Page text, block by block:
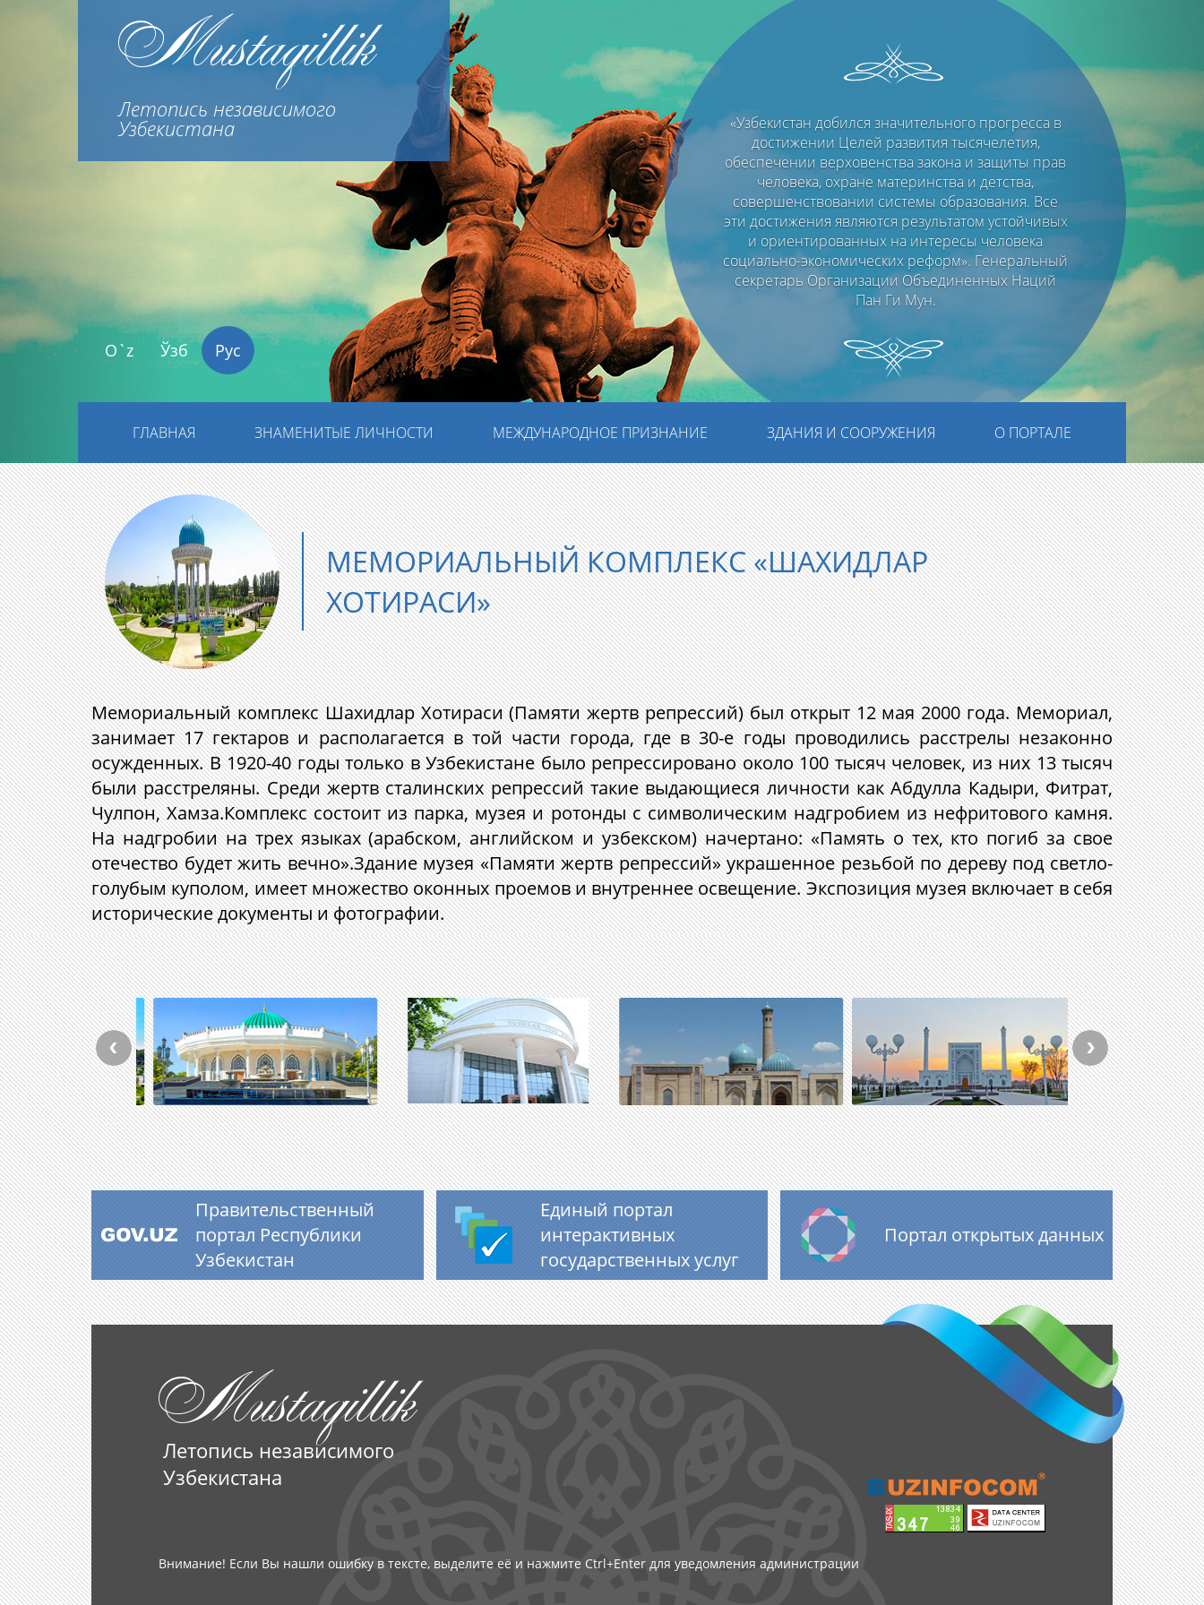
Mustaqillik
Летопись независимого
Узбекистана
«Узбекистан добился значительного прогресса в
достижении Целей развития тысячелетия,
обеспечении верховенства закона и защиты прав
человека, охране материнства и детства,
совершенствовании системы образования. Все
эти достижения являются результатом устойчивых
и ориентированных на интересы человека
социально-экономических реформ». Генеральный
секретарь Организации Объединенных Наций
Пан Ги Мун.
O`z Ўзб Рус
ГЛАВНАЯ ЗНАМЕНИТЫЕ ЛИЧНОСТИ МЕЖДУНАРОДНОЕ ПРИЗНАНИЕ ЗДАНИЯ И СООРУЖЕНИЯ О ПОРТАЛЕ
МЕМОРИАЛЬНЫЙ КОМПЛЕКС «ШАХИДЛАР
ХОТИРАСИ»
Мемориальный комплекс Шахидлар Хотираси (Памяти жертв репрессий) был открыт 12 мая 2000 года.Мемориал,
занимает 17 гектаров и располагается в той части города, где в 30-е годы проводились расстрелы незаконно
осужденных. В 1920-40 годы только в Узбекистане было репрессировано около 100 тысяч человек, из них 13 тысяч
были расстреляны. Среди жертв сталинских репрессий такие выдающиеся личности как Абдулла Кадыри, Фитрат,
Чулпон, Хамза.Комплекс состоит из парка, музея и ротонды с символическим надгробием из нефритового камня.
На надгробии на трех языках (арабском, английском и узбекском) начертано: «Память о тех, кто погиб за свое
отечество будет жить вечно».Здание музея «Памяти жертв репрессий» украшенное резьбой по дереву под светло-
голубым куполом, имеет множество оконных проемов и внутреннее освещение. Экспозиция музея включает в себя
исторические документы и фотографии.
Правительственный
портал Республики
Узбекистан
Единый портал
интерактивных
государственных услуг
Портал открытых данных
Mustaqillik
Летопись независимого
Узбекистана
Внимание! Если Вы нашли ошибку в тексте, выделите её и нажмите Ctrl+Enter для уведомления администрации